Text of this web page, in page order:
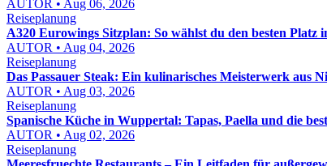
AUTOR • Aug 06, 2026
Reiseplanung
A320 Eurowings Sitzplan: So wählst du den besten Platz
AUTOR • Aug 04, 2026
Reiseplanung
Das Passauer Steak: Ein kulinarisches Meisterwerk aus
AUTOR • Aug 03, 2026
Reiseplanung
Spanische Küche in Wuppertal: Tapas, Paella und die
AUTOR • Aug 02, 2026
Reiseplanung